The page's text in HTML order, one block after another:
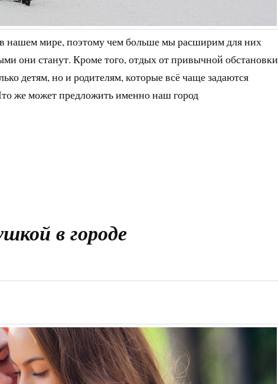
нашем мире, поэтому чем больше мы расширим для них
они станут. Кроме того, отдых от привычной обстановки
детям, но и родителям, которые всё чаще задаются
же может предложить именно наш город
в городе